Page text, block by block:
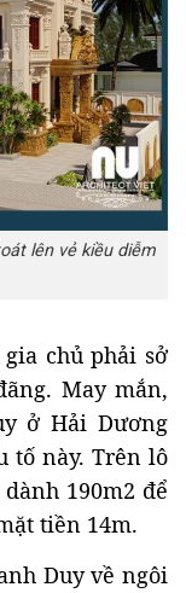
lên vẻ kiều diễm
chủ phải sở
May mắn,
ở Hải Dương
tố này. Trên lô
190m2 để
tiền 14m.
Duy về ngôi